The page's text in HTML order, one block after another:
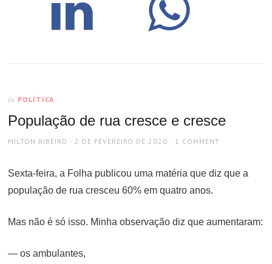
In POLÍTICA
População de rua cresce e cresce
AUTHOR
MILTON RIBEIRO
POSTED
2 DE FEVEREIRO DE 2020 1 COMMENT
Sexta-feira, a Folha publicou uma matéria que diz que a
população de rua cresceu 60% em quatro anos.
Mas não é só isso. Minha observação diz que aumentaram:
— os ambulantes,